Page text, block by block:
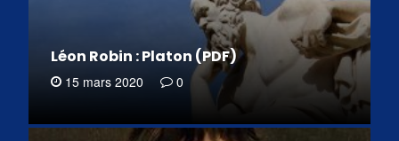
Léon Robin : Platon (PDF)
15 mars 2020 0